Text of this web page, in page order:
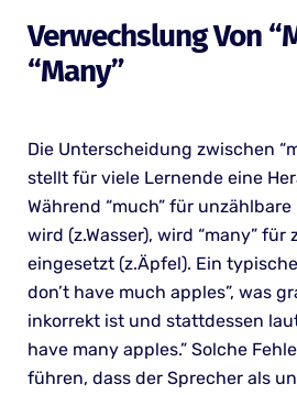
Verwechslung Von
“many”
Die Unterscheidung zwischen
stellt für viele Lernende eine
Während “much” für
wird (z.Wasser), wird “many” für
eingesetzt (z.Äpfel). Ein
don’t have much apples”, was
inkorrekt ist und stattdessen
have many apples.” Solche
führen, dass der Sprecher als